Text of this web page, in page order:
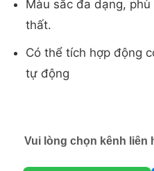
Màu sắc đa dạng,
thất.
Có thể tích hợp động
tự động
Vui lòng chọn kênh liên